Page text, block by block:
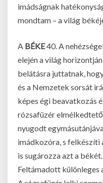
imádságnak
mondtam – a világ
A BÉKE40. A
elején a világ
belátásra juttatnak,
és a Nemzetek sorsát
képes égi beavatkozás
rózsafüzér
nyugodt
imádkozóra, s felkészíti
is sugározza azt a
Feltámadott különleges